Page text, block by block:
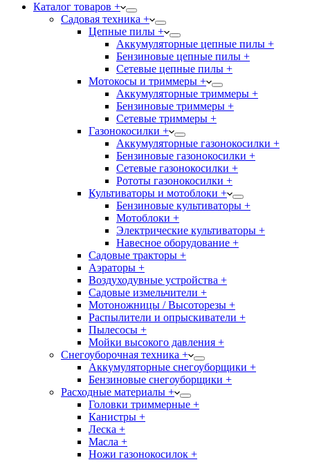
Каталог товаров +
Садовая техника +
Цепные пилы +
Аккумуляторные цепные пилы +
Бензиновые цепные пилы +
Сетевые цепные пилы +
Мотокосы и триммеры +
Аккумуляторные триммеры +
Бензиновые триммеры +
Сетевые триммеры +
Газонокосилки +
Аккумуляторные газонокосилки +
Бензиновые газонокосилки +
Сетевые газонокосилки +
Рототы газонокосилки +
Культиваторы и мотоблоки +
Бензиновые культиваторы +
Мотоблоки +
Электрические культиваторы +
Навесное оборудование +
Садовые тракторы +
Аэраторы +
Воздуходувные устройства +
Садовые измельчители +
Мотоножницы / Высоторезы +
Распылители и опрыскиватели +
Пылесосы +
Мойки высокого давления +
Снегоуборочная техника +
Аккумуляторные снегоуборщики +
Бензиновые снегоуборщики +
Расходные материалы +
Головки триммерные +
Канистры +
Леска +
Масла +
Ножи газонокосилок +